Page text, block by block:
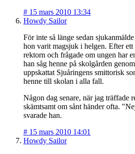
# 15 mars 2010 13:34
Howdy Sailor
För inte så länge sedan
hon varit magsjuk i helgen. Efter ett
rektorn och frågade om ungen har
han såg henne på skolgården
uppskattat Sjuåringens smittorisk
henne till skolan i alla fall.
Någon dag senare, när jag träffade
skämtsamt om sånt händer ofta.
svarade han.
# 15 mars 2010 14:01
Howdy Sailor